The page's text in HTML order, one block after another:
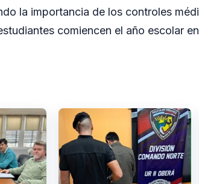
la importancia de los controles
comiencen el año escolar